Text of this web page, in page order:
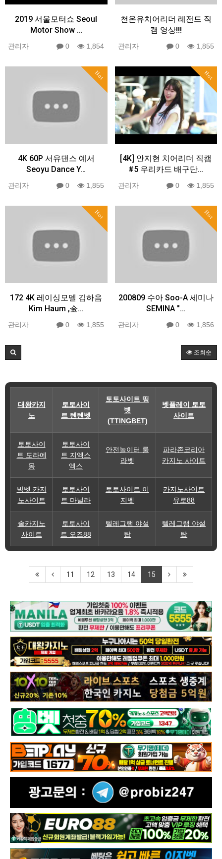
2019 서울모터쇼 Seoul
Motor Show …
관리자 0 1,854
천온유치어리더 레전드 직
캠 영상!!!
관리자 0 1,855
Hot
4K 60P 서유댄스 예서
Seoyu Dance Y…
관리자 0 1,855
Hot
[4K] 안지현 치어리더 직캠
#5 우리카드 배구단…
관리자 0 1,855
Hot
172 4K 레이싱모델 김하음
Kim Haum ,金…
관리자 0 1,855
Hot
200809 수아 Soo-A 세미나
SEMINA "…
관리자 0 1,856
조회순
대왕카지
노
토토사이
트 텐텐벳
토토사이트 띵
벳
(TTINGBET)
벳플레이 토토
사이트
토토사이
트 도라에
몽
토토사이
트 지엑스
엑스
안전놀이터 룰
라벳
파라존코리아
카지노 사이트
빅벳 카지
노사이트
토토사이
트 마닐라
토토사이트 이
지벳
카지노사이트
유로88
솔카지노
사이트
토토사이
트 오즈88
텔레그램 야설
탑
텔레그램 야설
탑
11 12 13 14 15